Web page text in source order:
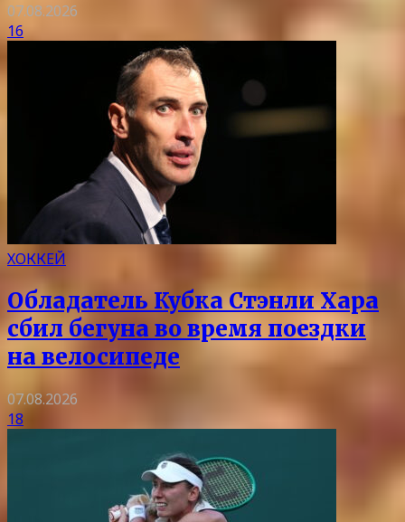
07.08.2026
16
ХОККЕЙ
Обладатель Кубка Стэнли Хара
сбил бегуна во время поездки
на велосипеде
07.08.2026
18